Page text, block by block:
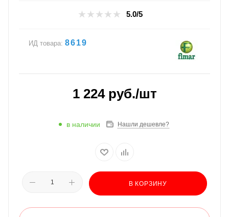
5.0/5
ИД товара: 8619
1 224руб./шт
в наличии Нашли дешевле?
В КОРЗИНУ